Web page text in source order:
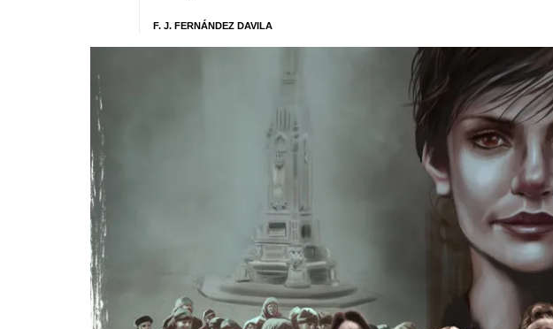
F. J. FERNÁNDEZ DAVILA